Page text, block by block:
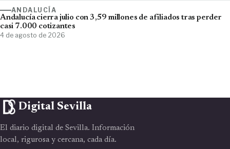
ANDALUCÍA
Andalucía cierra julio con 3,59 millones de afiliados tras perder
casi 7.000 cotizantes
4 de agosto de 2026
Digital Sevilla
El diario digital de Sevilla. Información
local, rigurosa y cercana, cada día.